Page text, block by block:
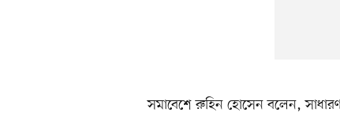
সমাবেশে রুহিন হোসেন বলেন,